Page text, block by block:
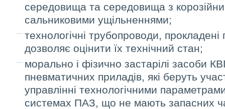
середовища та середовища з
сальниковими ущільненнями;
технологічні трубопроводи,
дозволяє оцінити їх технічний стан;
морально і фізично застарілі засоби
пневматичних приладів, які беруть
управлінні технологічними
системах ПАЗ, що не мають запасних